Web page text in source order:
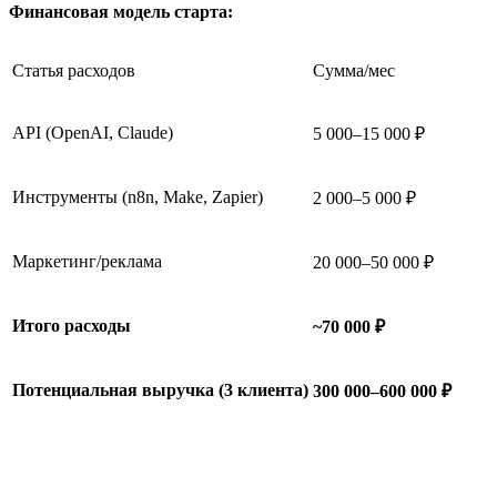
Финансовая модель старта:
Статья расходов Сумма/мес
API (OpenAI, Claude) 5 000–15 000 ₽
Инструменты (n8n, Make, Zapier) 2 000–5 000 ₽
Маркетинг/реклама 20 000–50 000 ₽
Итого расходы ~70 000 ₽
Потенциальная выручка (3 клиента) 300 000–600 000 ₽